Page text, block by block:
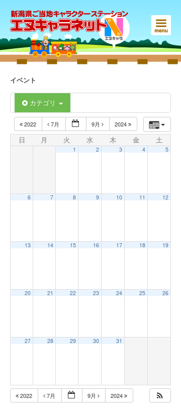
イベント
カテゴリ
2022 7月 9月 2024
日 月 火 水 木 金 土
1 2 3 4 5
6 7 8 9 10 11 12
13 14 15 16 17 18 19
20 21 22 23 24 25 26
27 28 29 30 31
2022 7月 9月 2024